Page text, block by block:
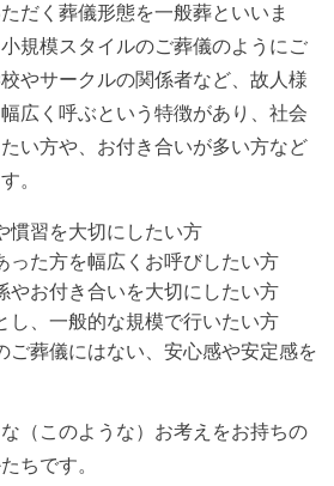
だく葬儀形態を一般葬といいま
規模スタイルのご葬儀のようにご
やサークルの関係者など、故人様
広く呼ぶという特徴があり、社会
い方や、お付き合いが多い方など
。
慣習を大切にしたい方
った方を幅広くお呼びしたい方
やお付き合いを大切にしたい方
し、一般的な規模で行いたい方
ご葬儀にはない、安心感や安定感を
（このような）お考えをお持ちの
ちです。